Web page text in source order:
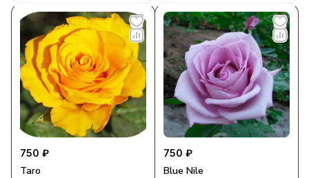
750 ₽
Taro
750 ₽
Blue Nile